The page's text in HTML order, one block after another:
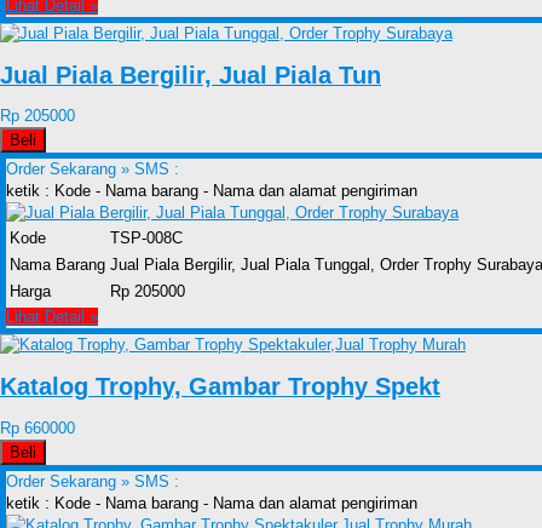
Lihat Detail »
Jual Piala Bergilir, Jual Piala Tun
Rp 205000
Beli
Order Sekarang » SMS :
ketik : Kode - Nama barang - Nama dan alamat pengiriman
Kode
TSP-008C
Nama Barang Jual Piala Bergilir, Jual Piala Tunggal, Order Trophy Surabaya
Harga
Rp 205000
Lihat Detail »
Katalog Trophy, Gambar Trophy Spekt
Rp 660000
Beli
Order Sekarang » SMS :
ketik : Kode - Nama barang - Nama dan alamat pengiriman